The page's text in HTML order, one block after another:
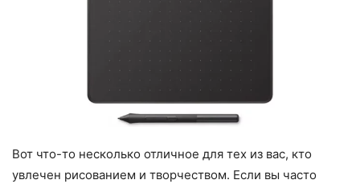
Вот что-то несколько отличное для тех из вас, кто
увлечен рисованием и творчеством. Если вы часто